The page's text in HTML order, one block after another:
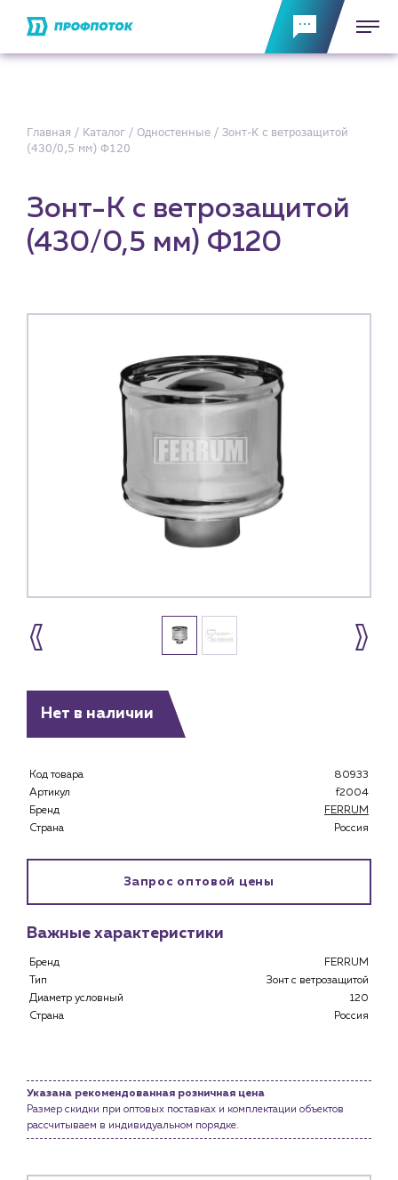
Монтажным бригадам
Предприятиям и юр.лицам
История компании
Водоснабжение и теплоснабжение
Блог
Личный кабинет
Главная Каталог Одностенные
Зонт-К с ветрозащитой
(430/0,5 мм) Ф120
Зонт-К с ветрозащитой
(430/0,5 мм) Ф120
Нет в наличии
Код товара
80933
Артикул
f2004
Бренд
FERRUM
Страна
Россия
Запрос оптовой цены
Важные характеристики
Бренд
FERRUM
Тип
Зонт с ветрозащитой
Диаметр условный
120
Страна
Россия
Указана рекомендованная розничная цена
Размер скидки при оптовых поставках и комплектации объектов
рассчитываем в индивидуальном порядке.